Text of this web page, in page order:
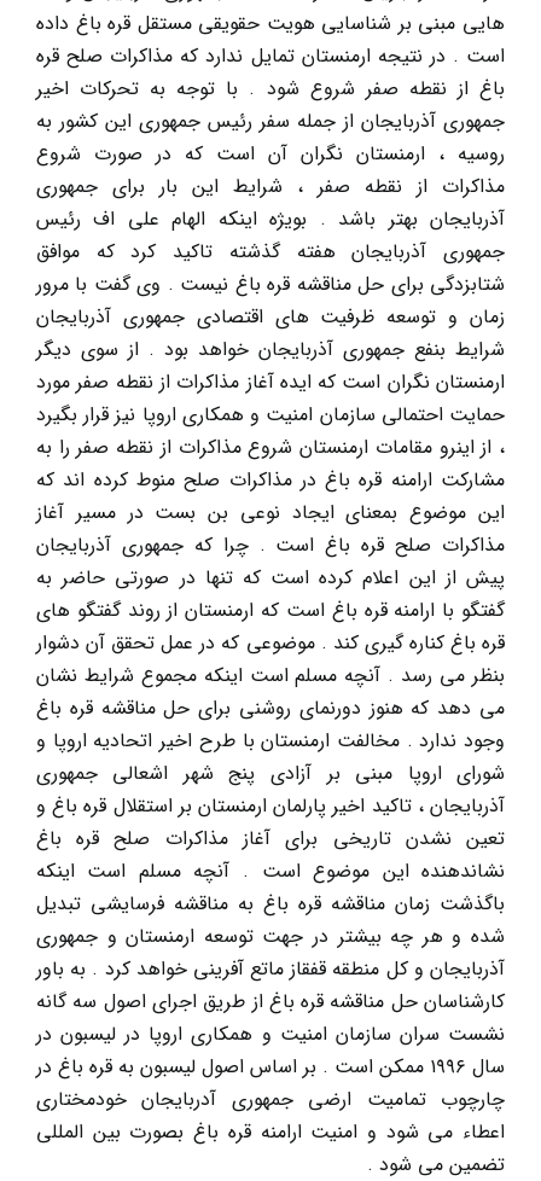
هایی مبنی بر شناسایی هویت حقویقی مستقل قره باغ داده
است . در نتیجه ارمنستان تمایل ندارد که مذاکرات صلح قره
باغ از نقطه صفر شروع شود . با توجه به تحرکات اخیر
جمهوری آذربایجان از جمله سفر رئیس جمهوری این کشور به
روسیه ، ارمنستان نگران آن است که در صورت شروع
مذاکرات از نقطه صفر ، شرایط این بار برای جمهوری
آذربایجان بهتر باشد . بویژه اینکه الهام علی اف رئیس
جمهوری آذربایجان هفته گذشته تاکید کرد که موافق
شتابزدگی برای حل مناقشه قره باغ نیست . وی گفت با مرور
زمان و توسعه ظرفیت های اقتصادی جمهوری آذربایجان
شرایط بنفع جمهوری آذربایجان خواهد بود . از سوی دیگر
ارمنستان نگران است که ایده آغاز مذاکرات از نقطه صفر مورد
حمایت احتمالی سازمان امنیت و همکاری اروپا نیز قرار بگیرد
، از اینرو مقامات ارمنستان شروع مذاکرات از نقطه صفر را به
مشارکت ارامنه قره باغ در مذاکرات صلح منوط کرده اند که
این موضوع بمعنای ایجاد نوعی بن بست در مسیر آغاز
مذاکرات صلح قره باغ است . چرا که جمهوری آذربایجان
پیش از این اعلام کرده است که تنها در صورتی حاضر به
گفتگو با ارامنه قره باغ است که ارمنستان از روند گفتگو های
قره باغ کناره گیری کند . موضوعی که در عمل تحقق آن دشوار
بنظر می رسد . آنچه مسلم است اینکه مجموع شرایط نشان
می دهد که هنوز دورنمای روشنی برای حل مناقشه قره باغ
وجود ندارد . مخالفت ارمنستان با طرح اخیر اتحادیه اروپا و
شورای اروپا مبنی بر آزادی پنج شهر اشعالی جمهوری
آذربایجان ، تاکید اخیر پارلمان ارمنستان بر استقلال قره باغ و
تعین نشدن تاریخی برای آغاز مذاکرات صلح قره باغ
نشاندهنده این موضوع است . آنچه مسلم است اینکه
باگذشت زمان مناقشه قره باغ به مناقشه فرسایشی تبدیل
شده و هر چه بیشتر در جهت توسعه ارمنستان و جمهوری
آذربایجان و کل منطقه قفقاز ماتع آفرینی خواهد کرد . به باور
کارشناسان حل مناقشه قره باغ از طریق اجرای اصول سه گانه
نشست سران سازمان امنیت و همکاری اروپا در لیسبون در
سال ۱۹۹۶ ممکن است . بر اساس اصول لیسبون به قره باغ در
چارچوب تمامیت ارضی جمهوری آدربایجان خودمختاری
اعطاء می شود و امنیت ارامنه قره باغ بصورت بین المللی
تضمین می شود .